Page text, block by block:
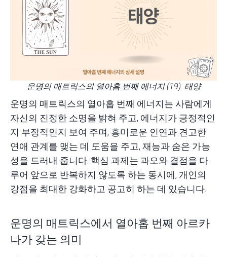
운명의 매트릭스의 열아홉 번째 에너지 (19): 태양
운명의 매트릭스의 열아홉 번째 에너지는 사람에게
자신의 진정한 소명을 밝혀 주고, 에너지가 긍정적인
지 부정적인지 보여 주며, 흥미로운 인연과 견고한
연애 관계를 맺는 데 도움을 주고, 재능과 숨은 가능
성을 드러내 줍니다. 핵심 과제는 과오와 결점을 다
루어 앞으로 반복하지 않도록 하는 동시에, 개인의
강점을 최대한 강화하고 공고히 하는 데 있습니다.
운명의 매트릭스에서 열아홉 번째 아르카
나가 갖는 의미